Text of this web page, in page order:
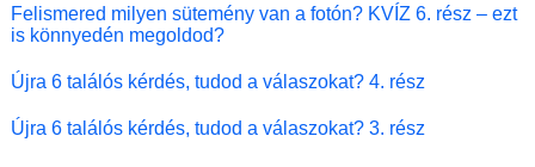
Felismered milyen sütemény van a fotón? KVÍZ 6. rész – ezt
is könnyedén megoldod?
Újra 6 találós kérdés, tudod a válaszokat? 4. rész
Újra 6 találós kérdés, tudod a válaszokat? 3. rész